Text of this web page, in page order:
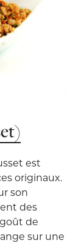
est
originaux.
son
des
de
sur une